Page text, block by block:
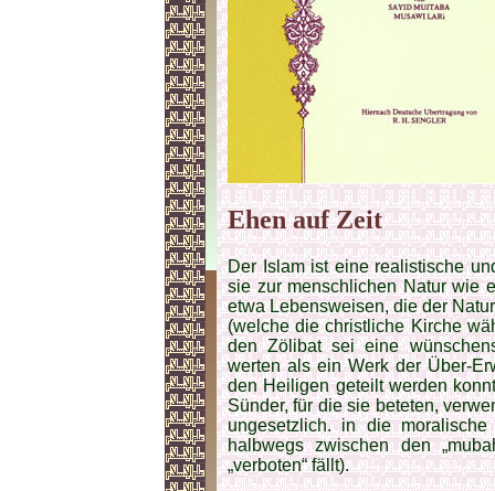
Ehen auf Zeit
Der Islam ist eine realistische
sie zur menschlichen Natur wie
etwa Lebensweisen, die der
(welche die christliche Kirche
den Zölibat sei eine
werten als ein Werk der Über-
den Heiligen geteilt werden
Sünder, für die sie beteten,
ungesetzlich. in die
halbwegs zwischen den
„verboten“ fällt).